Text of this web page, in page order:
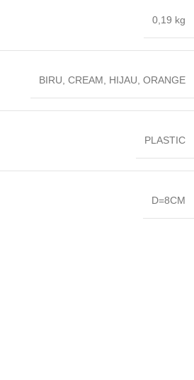
0,19 kg
BIRU CREAM HIJAU ORANGE
PLASTIC
D=8CM